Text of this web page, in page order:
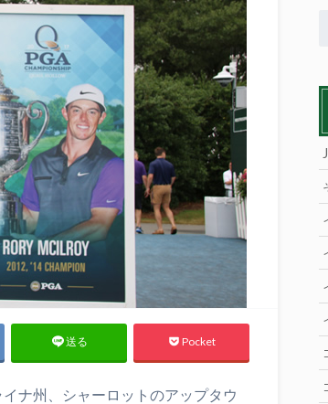
送る Pocket
ナ州、シャーロットのアップタウ